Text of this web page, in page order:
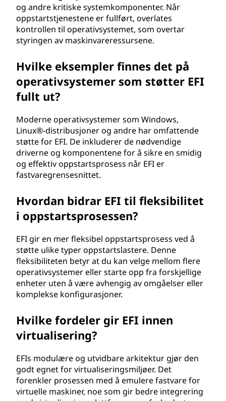
og andre kritiske systemkomponenter. Når
oppstartstjenestene er fullført, overlates
kontrollen til operativsystemet, som overtar
styringen av maskinvareressursene.
Hvilke eksempler finnes det på
operativsystemer som støtter EFI
fullt ut?
Moderne operativsystemer som Windows,
Linux®-distribusjoner og andre har omfattende
støtte for EFI. De inkluderer de nødvendige
driverne og komponentene for å sikre en smidig
og effektiv oppstartsprosess når EFI er
fastvaregrensesnittet.
Hvordan bidrar EFI til fleksibilitet
i oppstartsprosessen?
EFI gir en mer fleksibel oppstartsprosess ved å
støtte ulike typer oppstartslastere. Denne
fleksibiliteten betyr at du kan velge mellom flere
operativsystemer eller starte opp fra forskjellige
enheter uten å være avhengig av omgåelser eller
komplekse konfigurasjoner.
Hvilke fordeler gir EFI innen
virtualisering?
EFIs modulære og utvidbare arkitektur gjør den
godt egnet for virtualiseringsmiljøer. Det
forenkler prosessen med å emulere fastvare for
virtuelle maskiner, noe som gir bedre integrering